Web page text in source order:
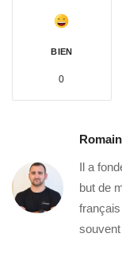
BIEN
0
Il a
but de